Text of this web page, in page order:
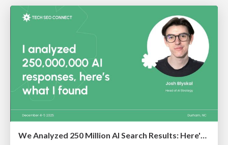
We Analyzed 250 Million AI Search Results: Here's What I Found